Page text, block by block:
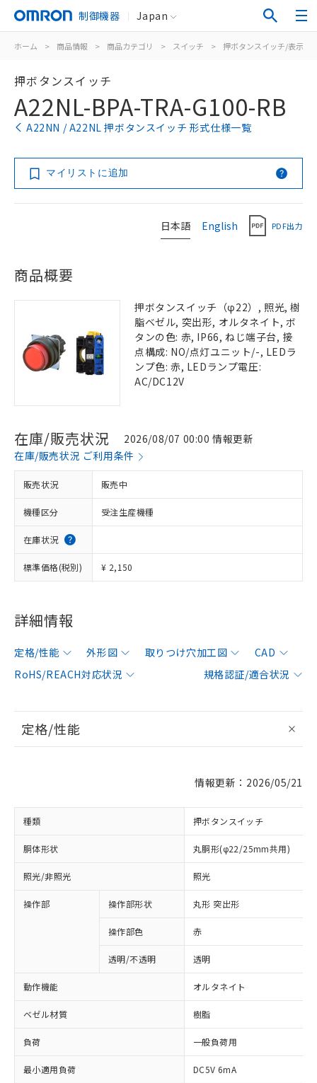
制御機器 Japan
ホーム > 商品情報 > 商品カテゴリ > スイッチ > 押ボタンスイッチ/表示灯
押ボタンスイッチ
A22NL-BPA-TRA-G100-RB
A22NN / A22NL 押ボタンスイッチ 形式仕様一覧
マイリストに追加
日本語 English PDF出力
商品概要
押ボタンスイッチ（φ22）, 照光, 樹
脂ベゼル, 突出形, オルタネイト, ボ
タンの色: 赤, IP66, ねじ端子台, 接
点構成: NO/点灯ユニット/-, LEDラ
ンプ色: 赤, LEDランプ電圧:
AC/DC12V
在庫/販売状況
2026/08/07 00:00 情報更新
在庫/販売状況 ご利用条件
販売状況 販売中
機種区分 受注生産機種
在庫状況
標準価格(税別) ¥ 2,150
詳細情報
定格/性能 外形図 取りつけ穴加工図
CAD
RoHS/REACH対応状況
規格認証/適合状況
定格/性能
情報更新：2026/05/21
種類 押ボタンスイッチ
胴体形状 丸胴形(φ22/25mm共用)
照光/非照光 照光
操作部 操作部形状 丸形 突出形
操作部色 赤
透明/不透明 透明
動作機能 オルタネイト
ベゼル材質 樹脂
負荷 一般負荷用
最小適用負荷 DC5V 6mA